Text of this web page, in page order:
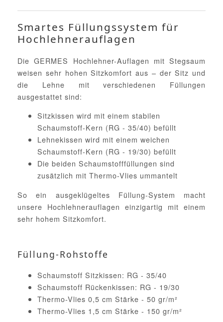
Smartes Füllungssystem für
Hochlehnerauflagen
Die GERMES Hochlehner-Auflagen mit Stegsaum
weisen sehr hohen Sitzkomfort aus – der Sitz und
die Lehne mit verschiedenen Füllungen
ausgestattet sind:
Sitzkissen wird mit einem stabilen
Schaumstoff-Kern (RG - 35/40) befüllt
Lehnekissen wird mit einem weichen
Schaumstoff-Kern (RG - 19/30) befüllt
Die beiden Schaumstofffüllungen sind
zusätzlich mit Thermo-Vlies ummantelt
So ein ausgeklügeltes Füllung-System macht
unsere Hochlehnerauflagen einzigartig mit einem
sehr hohem Sitzkomfort.
Füllung-Rohstoffe
Schaumstoff Sitzkissen: RG - 35/40
Schaumstoff Rückenkissen: RG - 19/30
Thermo-Vlies 0,5 cm Stärke - 50 gr/m²
Thermo-Vlies 1,5 cm Stärke - 150 gr/m²